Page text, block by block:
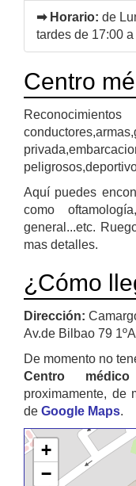
➡ Horario: de
tardes de 17:00
Centro
Aquí puedes
como
general...etc.
mas detalles.
¿Cómo
Dirección:
Av.de Bilbao 79
De momento no
Centro
proximamente, de
de Google Maps.
+
−